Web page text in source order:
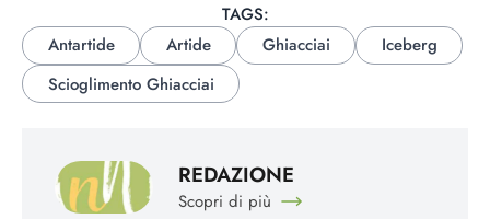
TAGS:
Antartide
Artide Ghiacciai
Iceberg
Scioglimento Ghiacciai
REDAZIONE
Scopri di più